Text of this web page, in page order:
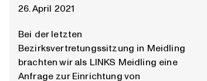
26. April 2021
Bei der letzten
Bezirksvertretungssitzung in Meidling
brachten wir als LINKS Meidling eine
Anfrage zur Einrichtung von